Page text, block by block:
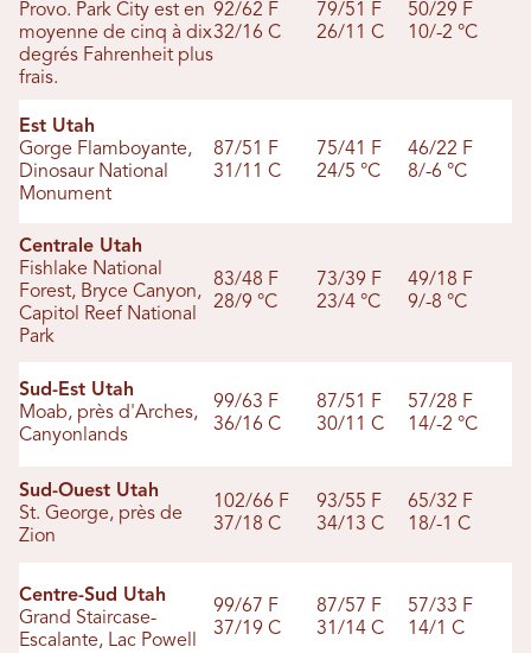
Provo. Park City est en
moyenne de cinq à dix
degrés Fahrenheit plus
frais.
92/62 F
32/16 C
79/51 F
26/11 C
50/29 F
10/-2 °C
Est Utah
Gorge Flamboyante,
Dinosaur National
Monument
87/51 F
31/11 C
75/41 F
24/5 °C
46/22 F
8/-6 °C
Centrale Utah
Fishlake National
Forest, Bryce Canyon,
Capitol Reef National
Park
83/48 F
28/9 °C
73/39 F
23/4 °C
49/18 F
9/-8 °C
Sud-Est Utah
Moab, près d'Arches,
Canyonlands
99/63 F
36/16 C
87/51 F
30/11 C
57/28 F
14/-2 °C
Sud-Ouest Utah
St. George, près de
Zion
102/66 F
37/18 C
93/55 F
34/13 C
65/32 F
18/-1 C
Centre-Sud Utah
Grand Staircase-
Escalante, Lac Powell
99/67 F
37/19 C
87/57 F
31/14 C
57/33 F
14/1 C